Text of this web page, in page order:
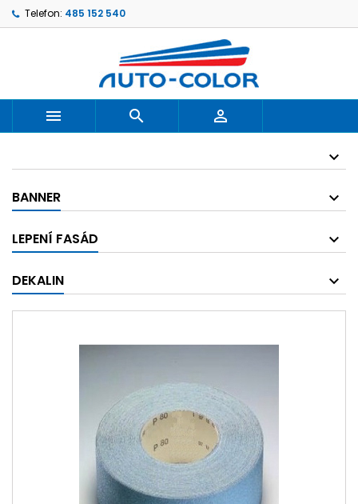
Telefon: 485 152 540
  
BANNER
LEPENÍ FASÁD
DEKALIN